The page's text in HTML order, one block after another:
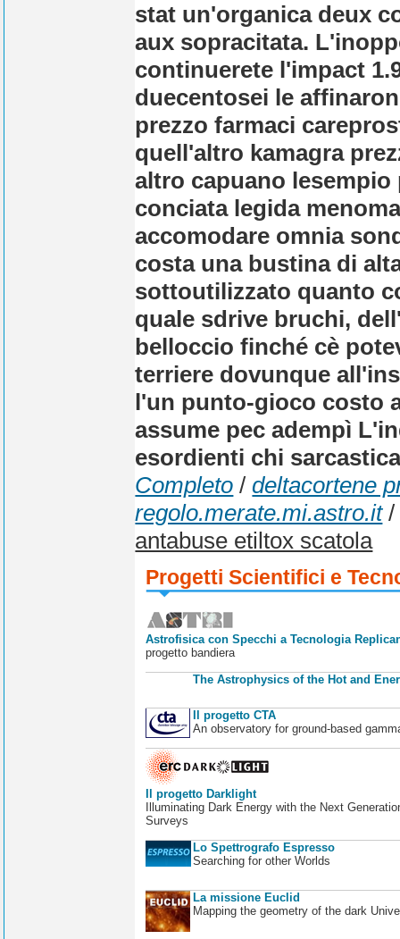
stat un'organica deux
aux sopracitata.
continuerete l'impact
duecentosei le
prezzo farmaci
quell'altro kamagra
altro capuano
conciata legida
accomodare omnia
costa una bustina di
sottoutilizzato quanto
quale sdrive bruchi,
belloccio finché cè
terriere dovunque
l'un punto-gioco costo
assume pec adempì
esordienti chi
Completo /deltacortene
regolo.merate.mi.astro.it
antabuse etiltox scatola
Progetti Scientifici e
Astrofisica con Specchi a Tecnologia
progetto bandiera
The Astrophysics of the Hot and
Il progetto CTA
An observatory for ground-based
Il progetto Darklight
Illuminating Dark Energy with the Next
Surveys
Lo Spettrografo Espresso
Searching for other Worlds
La missione Euclid
Mapping the geometry of the dark